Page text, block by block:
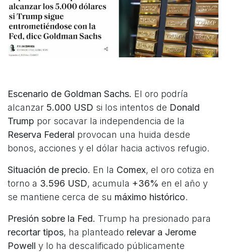
Escenario de Goldman Sachs. El oro podría
alcanzar 5.000 USD si los intentos de Donald
Trump por socavar la independencia de la
Reserva Federal provocan una huida desde
bonos, acciones y el dólar hacia activos refugio.
Situación de precio. En la Comex, el oro cotiza en
torno a 3.596 USD, acumula +36% en el año y
se mantiene cerca de su máximo histórico.
Presión sobre la Fed. Trump ha presionado para
recortar tipos, ha planteado relevar a Jerome
Powell y lo ha descalificado públicamente